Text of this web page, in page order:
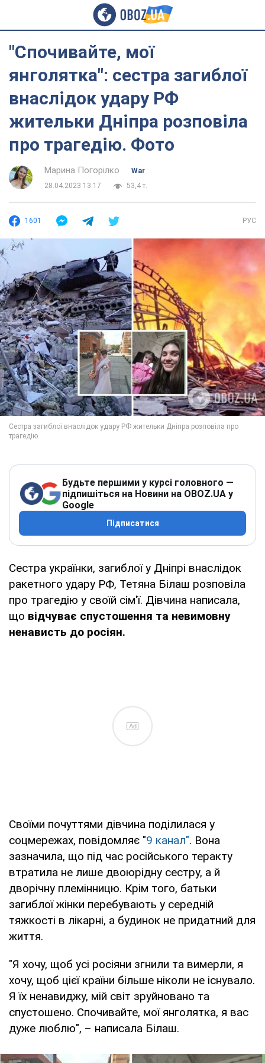
"Спочивайте, мої
янголятка": сестра загиблої
внаслідок удару РФ
жительки Дніпра розповіла
про трагедію. Фото
Марина Погорілко
War
28.04.2023 13:17
53,4 т.
1601 РУС
Будьте першими у курсі головного —
підпишіться на Новини на OBOZ.UA у
Google
Підписатися
Сестра українки, загиблої у Дніпрі внаслідок
ракетного удару РФ, Тетяна Білаш розповіла
про трагедію у своїй сім'ї. Дівчина написала,
що відчуває спустошення та невимовну
ненависть до росіян.
Ad
Своїми почуттями дівчина поділилася у
соцмережах, повідомляє "9 канал". Вона
зазначила, що під час російського теракту
втратила не лише двоюрідну сестру, а й
дворічну племінницю. Крім того, батьки
загиблої жінки перебувають у середній
тяжкості в лікарні, а будинок не придатний для
життя.
"Я хочу, щоб усі росіяни згнили та вимерли, я
хочу, щоб цієї країни більше ніколи не існувало.
Я їх ненавиджу, мій світ зруйновано та
спустошено. Спочивайте, мої янголятка, я вас
дуже люблю", – написала Білаш.